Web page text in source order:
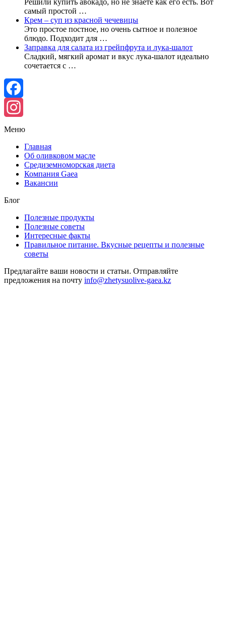
самый простой …
Крем – суп из красной чечевицы
Это простое постное, но очень сытное и полезное
блюдо. Подходит для …
Заправка для салата из грейпфрута и лука-шалот
Сладкий, мягкий аромат и вкус лука-шалот идеально
сочетается с …
Facebook
Instagram
Меню
Главная
Об оливковом масле
Средиземноморская диета
Компания Gaea
Вакансии
Блог
Полезные продукты
Полезные советы
Интересные факты
Правильное питание. Вкусные рецепты и полезные
советы
Предлагайте ваши новости и статьи. Отправляйте
предложения на почту info@zhetysuolive-gaea.kz